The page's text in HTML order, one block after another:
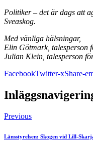
Politiker – det är dags att
Sveaskog.
Med vänliga hälsningar,
Elin Götmark, talesperson
Julian Klein, talesperson
FacebookTwitter-xShare-
Previous
Länsstyrelsen: Skogen vid Lill-